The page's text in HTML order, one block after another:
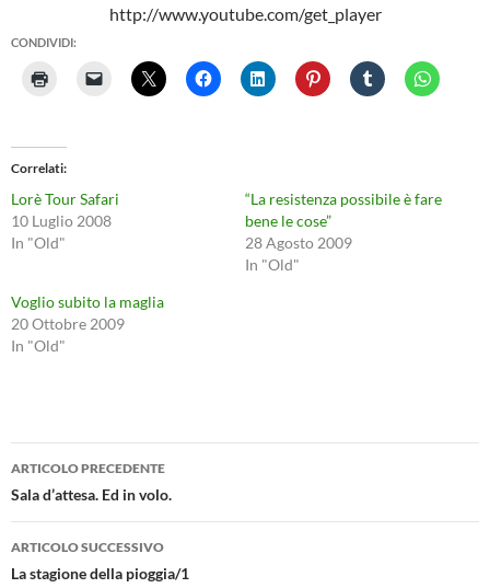
http://www.youtube.com/get_player
CONDIVIDI:
Correlati
Lorè Tour Safari
10 Luglio 2008
In "Old"
“La resistenza possibile è fare
bene le cose”
28 Agosto 2009
In "Old"
Voglio subito la maglia
20 Ottobre 2009
In "Old"
Navigazione
articolo
ARTICOLO PRECEDENTE
Sala d’attesa. Ed in volo.
ARTICOLO SUCCESSIVO
La stagione della pioggia/1